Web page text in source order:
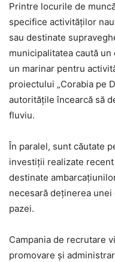
Printre locurile de
specifice activităților
sau destinate
municipalitatea caută
un marinar pentru
proiectului „Corabia pe
autoritățile încearcă să
fluviu.
În paralel, sunt căutate
investiții realizate
destinate
necesară deținerea
pazei.
Campania de recrutare
promovare și